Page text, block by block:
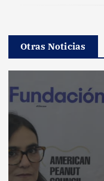
Otras Noticias